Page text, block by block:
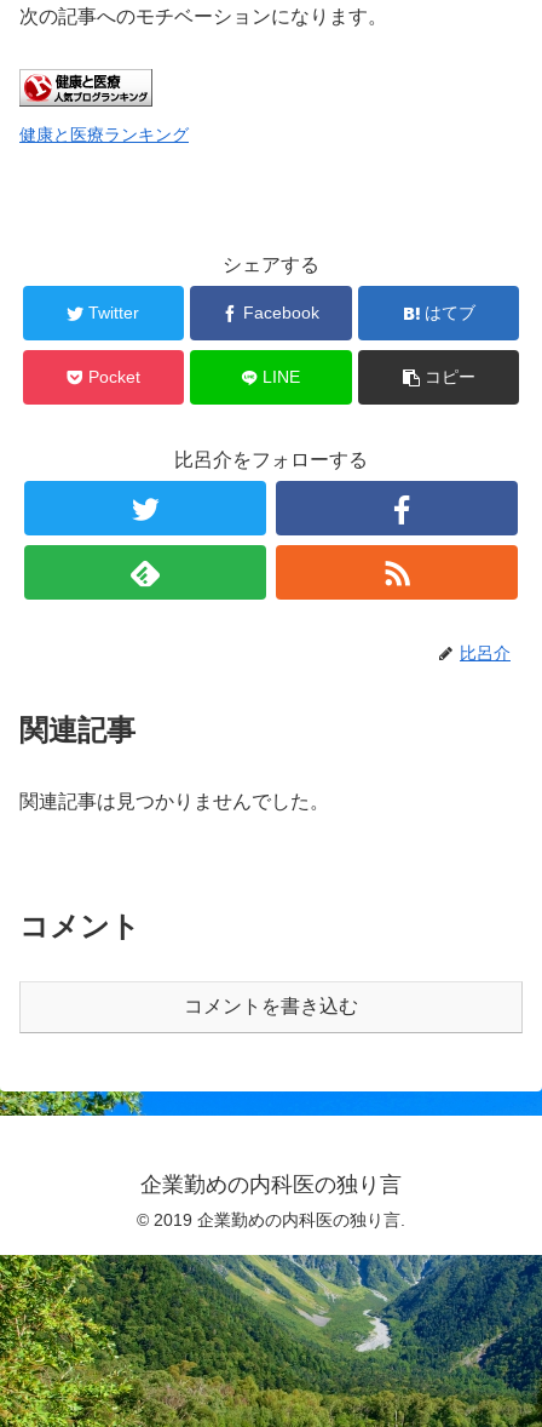
次の記事へのモチベーションになります。
健康と医療ランキング
シェアする
Twitter Facebook はてブ
Pocket LINE コピー
比呂介をフォローする
比呂介
関連記事
関連記事は見つかりませんでした。
コメント
コメントを書き込む
企業勤めの内科医の独り言
© 2019 企業勤めの内科医の独り言.